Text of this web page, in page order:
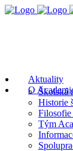
Aktuality
O Školská
Historie
Tým